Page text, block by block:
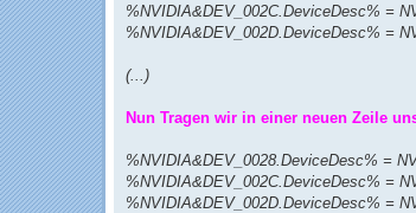
%NVIDIA&DEV_002C.DeviceDesc% =
%NVIDIA&DEV_002D.DeviceDesc% =
(...)
Nun Tragen wir in einer neuen Zeile
%NVIDIA&DEV_0028.DeviceDesc% =
%NVIDIA&DEV_002C.DeviceDesc% =
%NVIDIA&DEV_002D.DeviceDesc% =